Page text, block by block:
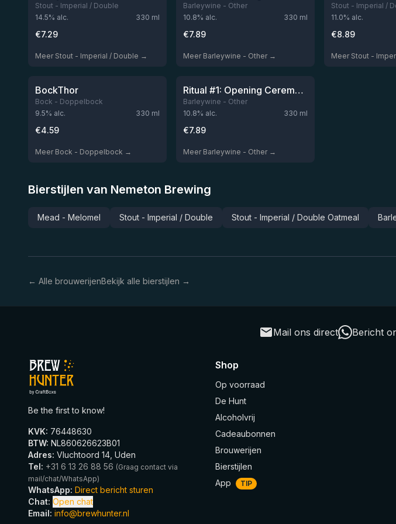
Stout - Imperial / Double
14.5% alc. 330 ml
€7.29
Meer Stout - Imperial / Double →
Barleywine - Other
10.8% alc. 330 ml
€7.89
Meer Barleywine - Other →
Stout - Imperial /
11.0% alc.
€8.89
Meer Stout -
★3.72
BockThor
Bock - Doppelbock
9.5% alc. 330 ml
€4.59
Meer Bock - Doppelbock →
Niet op voorraad
★3.65
Ritual #1: Opening Ceremony RUM BA
Barleywine - Other
10.8% alc. 330 ml
€7.89
Meer Barleywine - Other →
Bierstijlen van Nemeton Brewing
Mead - Melomel Stout - Imperial / Double Stout - Imperial / Double Oatmeal
← Alle brouwerijenBekijk alle bierstijlen →
Mail ons direct Bericht
Be the first to know!
KVK: 76448630
BTW: NL860626623B01
Adres: Vluchtoord 14, Uden
Tel: +31 6 13 26 88 56 (Graag contact via
mail/chat/WhatsApp)
WhatsApp: Direct bericht sturen
Chat: Open chat
Email: info@brewhunter.nl
Shop
Op voorraad
De Hunt
Alcoholvrij
Cadeaubonnen
Brouwerijen
Bierstijlen
App
TIP